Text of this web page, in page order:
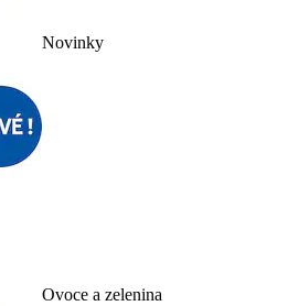
Novinky
Ovoce a zelenina